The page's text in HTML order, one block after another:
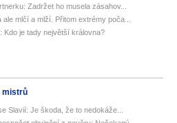
Zadržet ho musela zásahov...
mlčí a mlží. Přitom extrémy poča...
Kdo je tady největší královna?
mistrů
Slavií: Je škoda, že to nedokáže...